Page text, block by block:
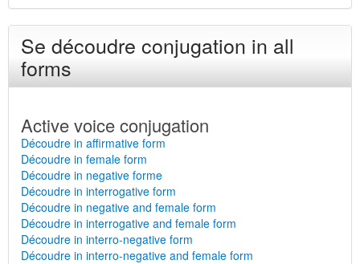
Se découdre conjugation in all
forms
Active voice conjugation
Découdre in affirmative form
Découdre in female form
Découdre in negative forme
Découdre in interrogative form
Découdre in negative and female form
Découdre in interrogative and female form
Découdre in interro-negative form
Découdre in interro-negative and female form